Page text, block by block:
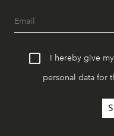
I hereby give
personal data for